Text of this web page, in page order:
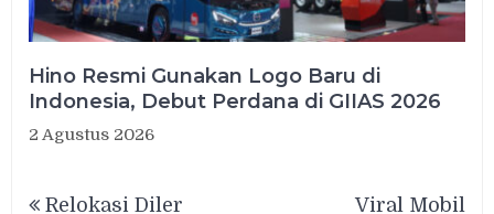
Hino Resmi Gunakan Logo Baru di
Indonesia, Debut Perdana di GIIAS 2026
2 Agustus 2026
Relokasi Diler
Viral Mobil